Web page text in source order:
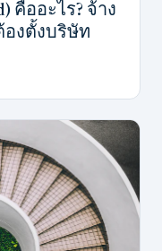
คืออะไร? จ้าง
งตั้งบริษัท